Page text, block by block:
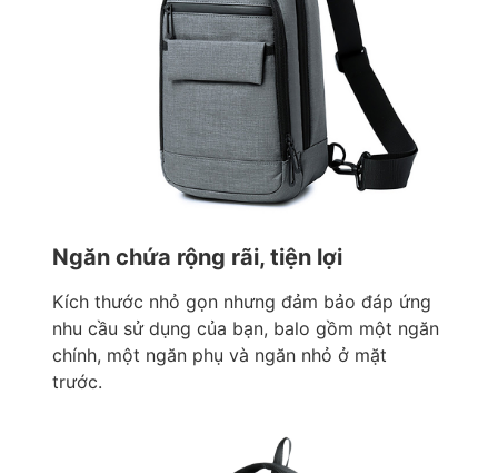
Ngăn chứa rộng rãi, tiện lợi
Kích thước nhỏ gọn nhưng đảm bảo đáp ứng
nhu cầu sử dụng của bạn, balo gồm một ngăn
chính, một ngăn phụ và ngăn nhỏ ở mặt
trước.